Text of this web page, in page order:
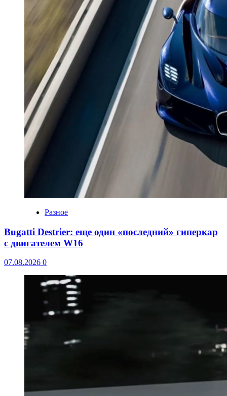
Разное
Bugatti Destrier: еще один «последний» гиперкар
с двигателем W16
07.08.2026 0